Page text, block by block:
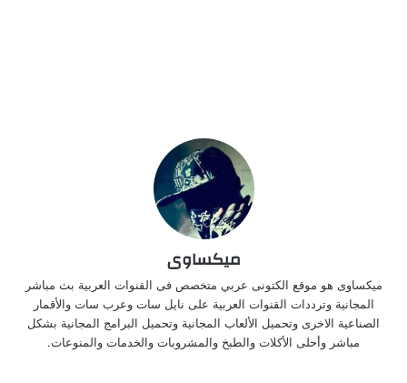
ميكساوى
ميكساوى هو موقع الكتونى عربي متخصص فى القنوات العربية بث مباشر
المجانية وترددات القنوات العربية على نايل سات وعرب سات والأقمار
الصناعية الاخرى وتحميل الألعاب المجانية وتحميل البرامج المجانية بشكل
مباشر وأحلى الأكلات والطبخ والمشروبات والخدمات والمنوعات.